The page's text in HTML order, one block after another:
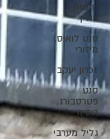
גדנסק,
פולין
סנט לואיס,
מיזורי
זכרון יעקב
סנט
פטרסבורג,
רוסיה
גליל מערבי